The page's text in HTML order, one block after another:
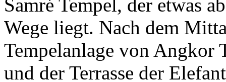
Samré Tempel, der etwas
Wege liegt. Nach dem
Tempelanlage von Angkor
und der Terrasse der